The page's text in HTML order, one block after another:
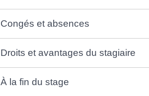
Congés et absences
Droits et avantages du stagiaire
À la fin du stage